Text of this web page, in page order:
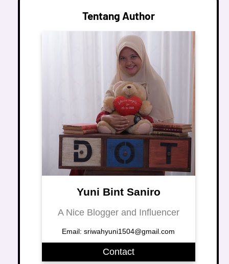
Tentang Author
Yuni Bint Saniro
A Nice Blogger and Influencer
Email: sriwahyuni1504@gmail.com
Contact